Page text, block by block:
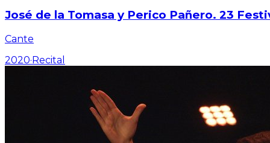
José de la Tomasa y Perico Pañero. 23
Cante
2020·Recital